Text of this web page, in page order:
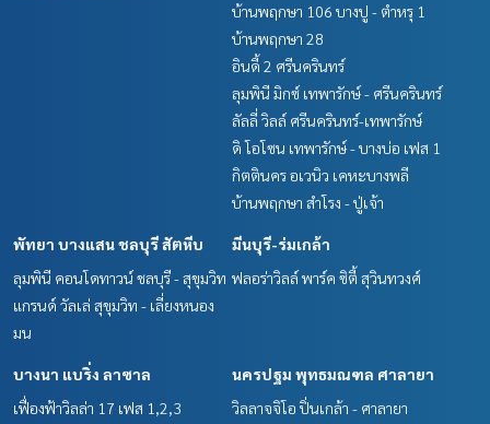
บ้านพฤกษา 106 บางปู - ตำหรุ 1
บ้านพฤกษา 28
อินดี้ 2 ศรีนครินทร์
ลุมพินี มิกซ์ เทพารักษ์ - ศรีนครินทร์
ลัลลี่ วิลล์ ศรีนครินทร์-เทพารักษ์
ดิ โอโซน เทพารักษ์ - บางบ่อ เฟส 1
กิตตินคร อเวนิว เคหะบางพลี
บ้านพฤกษา สำโรง - ปู่เจ้า
พัทยา บางแสน ชลบุรี สัตหีบ
ลุมพินี คอนโดทาวน์ ชลบุรี - สุขุมวิท
แกรนด์ วัลเล่ สุขุมวิท - เลี่ยงหนอง
มน
มีนบุรี-ร่มเกล้า
ฟลอร่าวิลล์ พาร์ค ซิตี้ สุวินทวงศ์
บางนา แบริ่ง ลาซาล
เฟื่องฟ้าวิลล่า 17 เฟส 1,2,3
นครปฐม พุทธมณฑล ศาลายา
วิลลาจจิโอ ปิ่นเกล้า - ศาลายา